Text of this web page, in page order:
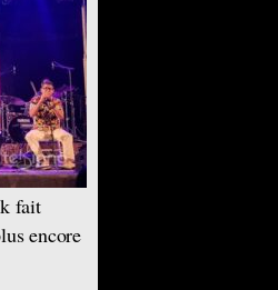
fait
encore